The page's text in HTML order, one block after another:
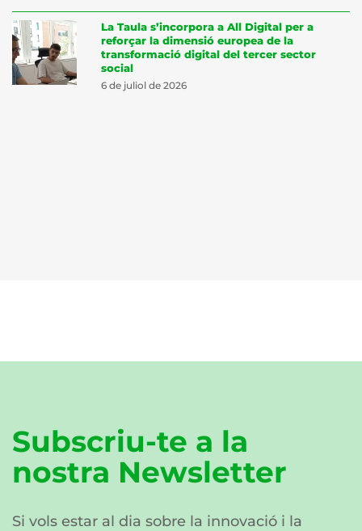
La Taula s’incorpora a All Digital per a
reforçar la dimensió europea de la
transformació digital del tercer sector
social
6 de juliol de 2026
Subscriu-te a la
nostra Newsletter
Si vols estar al dia sobre la innovació i la